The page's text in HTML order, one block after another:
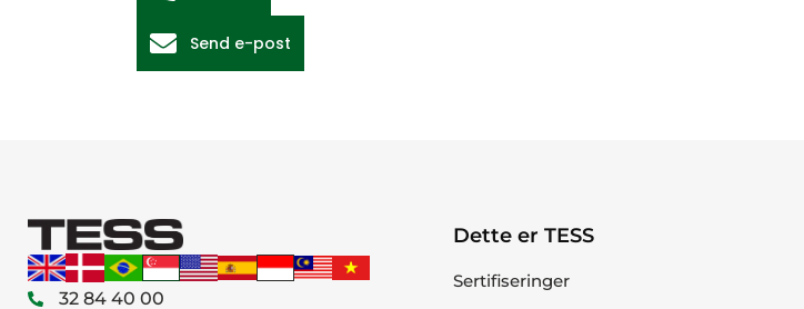
32 84 40 00
Dette er TESS
Sertifiseringer
Send e-post